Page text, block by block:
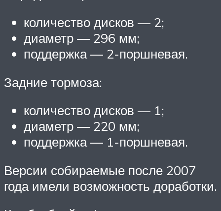
количество дисков — 2;
диаметр — 296 мм;
поддержка — 2-поршневая.
Задние тормоза:
количество дисков — 1;
диаметр — 220 мм;
поддержка — 1-поршневая.
Версии собираемые после 2007
года имели возможность доработки.